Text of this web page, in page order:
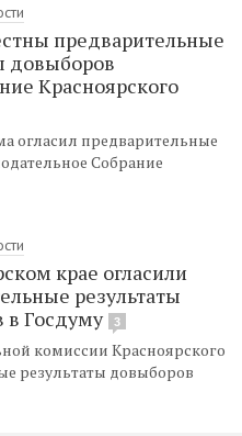
предварительные
довыборов
Красноярского
огласил предварительные
Собрание
крае огласили
результаты
в Госдуму
3
комиссии Красноярского
результаты довыборов